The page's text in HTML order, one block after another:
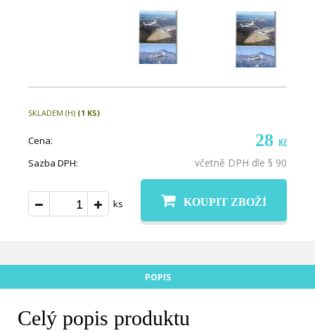
SKLADEM (H) (1 KS)
Cena: 28 Kč
Sazba DPH: včetně DPH dle § 90
ks KOUPIT ZBOŽÍ
POPIS
Celý popis produktu